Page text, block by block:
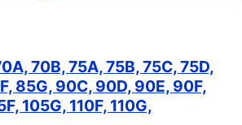
70B,75A,75B,75C,75D,
85G, 90C, 90D, 90E, 90F,
105G, 110F, 110G,